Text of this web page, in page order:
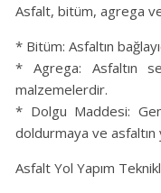
Asfalt, bitüm, agrega
* Bitüm: Asfaltın
* Agrega: Asfaltın
malzemelerdir.
* Dolgu Maddesi:
doldurmaya ve asfaltın
Asfalt Yol Yapım